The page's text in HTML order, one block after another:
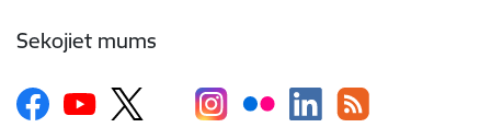
Sekojiet mums